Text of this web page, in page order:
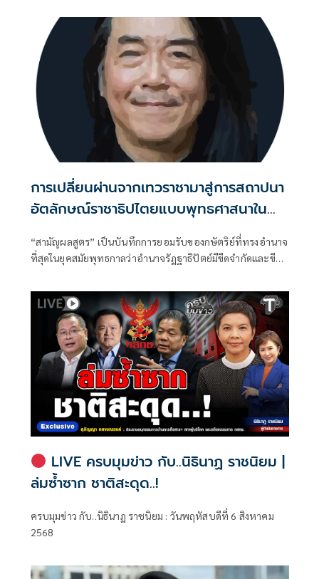
การเปลี่ยนผ่านจากเทวราชามาสู่การสถาปนา
อัตลักษณ์ราชาธิปไตยแบบพุทธศาสนาใน
พระไตรปิฏก : สามัญผลสูตรในฐานะทฤษฎี
ขีดจำกัดของอำนาจรัฐเหนือแรงงานและ
ทรัพย์สิน
“สามัญผลสูตร” เป็นบันทึกการยอมรับของกษัตริย์ที่ทรงอำนาจ
ที่สุดในยุคสมัยพุทธกาลว่าอำนาจรัฏฐาธิปัตย์มีขีดจำกัดและขีด
LIVE ครบมุมข่าว กับ..นิธินาฏ ราชนิยม |
ล่มซ้ำซาก ชาติสะดุด..!
ครบมุมข่าว กับ..นิธินาฏ ราชนิยม : วันพฤหัสบดีที่ 6 สิงหาคม
2568